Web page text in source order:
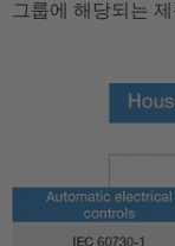
그룹에 해당되는